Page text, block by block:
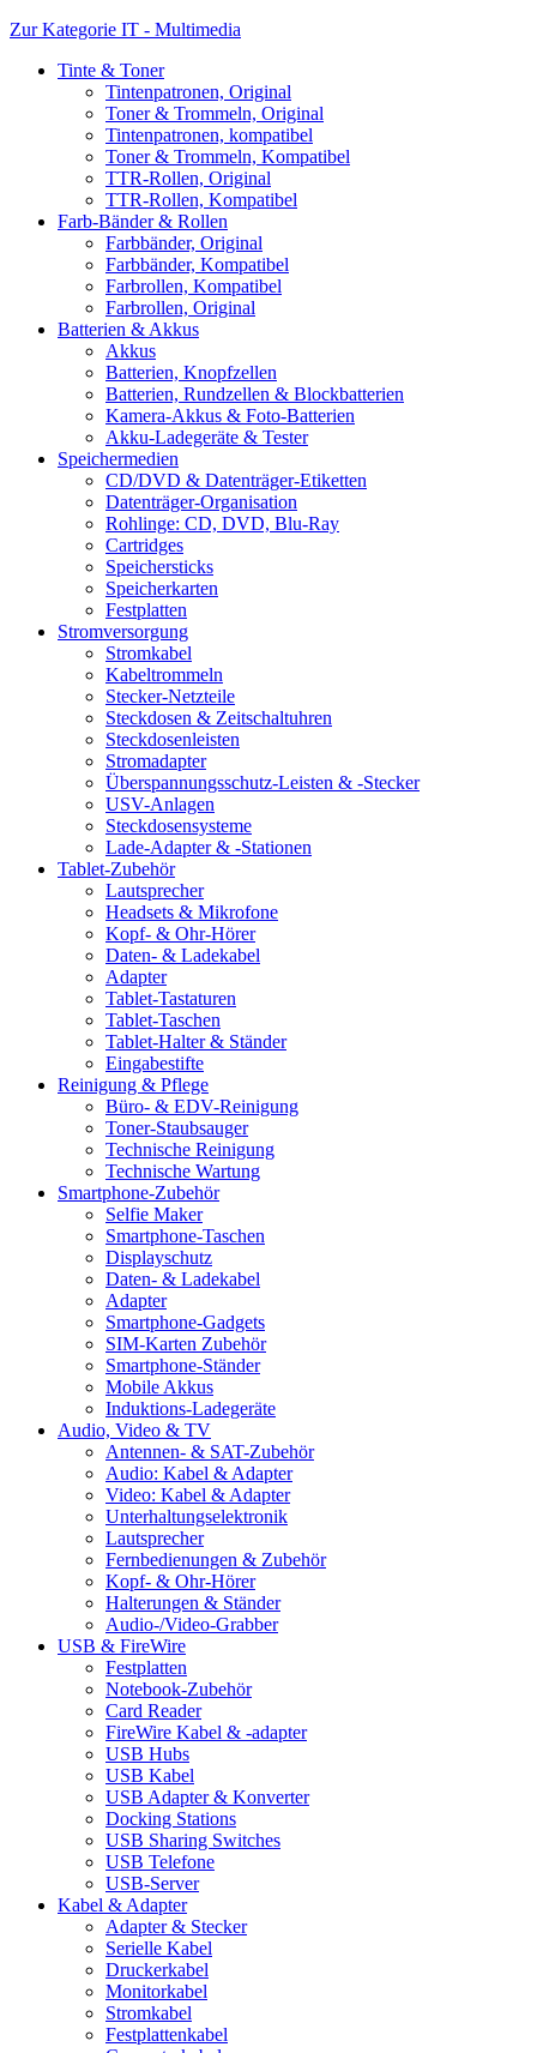
Zur Kategorie IT - Multimedia
Tinte & Toner
Tintenpatronen, Original
Toner & Trommeln, Original
Tintenpatronen, kompatibel
Toner & Trommeln, Kompatibel
TTR-Rollen, Original
TTR-Rollen, Kompatibel
Farb-Bänder & Rollen
Farbbänder, Original
Farbbänder, Kompatibel
Farbrollen, Kompatibel
Farbrollen, Original
Batterien & Akkus
Akkus
Batterien, Knopfzellen
Batterien, Rundzellen & Blockbatterien
Kamera-Akkus & Foto-Batterien
Akku-Ladegeräte & Tester
Speichermedien
CD/DVD & Datenträger-Etiketten
Datenträger-Organisation
Rohlinge: CD, DVD, Blu-Ray
Cartridges
Speichersticks
Speicherkarten
Festplatten
Stromversorgung
Stromkabel
Kabeltrommeln
Stecker-Netzteile
Steckdosen & Zeitschaltuhren
Steckdosenleisten
Stromadapter
Überspannungsschutz-Leisten & -Stecker
USV-Anlagen
Steckdosensysteme
Lade-Adapter & -Stationen
Tablet-Zubehör
Lautsprecher
Headsets & Mikrofone
Kopf- & Ohr-Hörer
Daten- & Ladekabel
Adapter
Tablet-Tastaturen
Tablet-Taschen
Tablet-Halter & Ständer
Eingabestifte
Reinigung & Pflege
Büro- & EDV-Reinigung
Toner-Staubsauger
Technische Reinigung
Technische Wartung
Smartphone-Zubehör
Selfie Maker
Smartphone-Taschen
Displayschutz
Daten- & Ladekabel
Adapter
Smartphone-Gadgets
SIM-Karten Zubehör
Smartphone-Ständer
Mobile Akkus
Induktions-Ladegeräte
Audio, Video & TV
Antennen- & SAT-Zubehör
Audio: Kabel & Adapter
Video: Kabel & Adapter
Unterhaltungselektronik
Lautsprecher
Fernbedienungen & Zubehör
Kopf- & Ohr-Hörer
Halterungen & Ständer
Audio-/Video-Grabber
USB & FireWire
Festplatten
Notebook-Zubehör
Card Reader
FireWire Kabel & -adapter
USB Hubs
USB Kabel
USB Adapter & Konverter
Docking Stations
USB Sharing Switches
USB Telefone
USB-Server
Kabel & Adapter
Adapter & Stecker
Serielle Kabel
Druckerkabel
Monitorkabel
Stromkabel
Festplattenkabel